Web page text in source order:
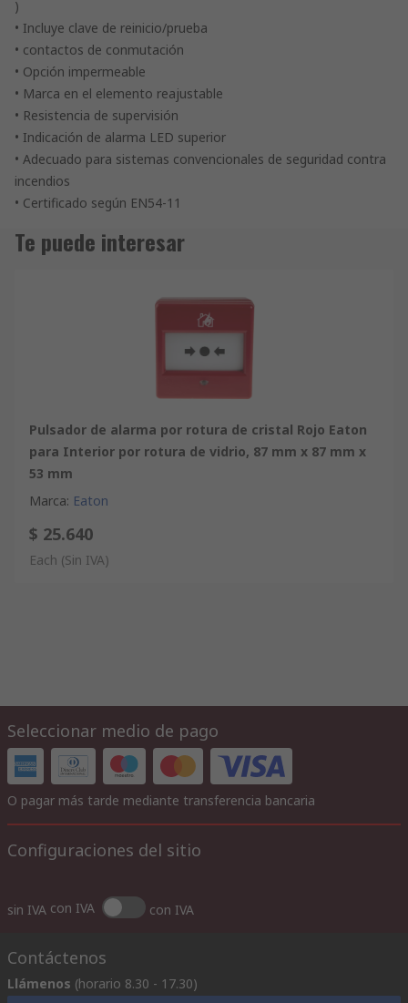
)
• Incluye clave de reinicio/prueba
• contactos de conmutación
• Opción impermeable
• Marca en el elemento reajustable
• Resistencia de supervisión
• Indicación de alarma LED superior
• Adecuado para sistemas convencionales de seguridad contra
incendios
• Certificado según EN54-11
Te puede interesar
Pulsador de alarma por rotura de cristal Rojo Eaton
para Interior por rotura de vidrio, 87 mm x 87 mm x
53 mm
Marca: Eaton
$ 25.640
Each (Sin IVA)
Seleccionar medio de pago
O pagar más tarde mediante transferencia bancaria
Configuraciones del sitio
sin IVA con IVA con IVA
Contáctenos
Llámenos (horario 8.30 - 17.30)